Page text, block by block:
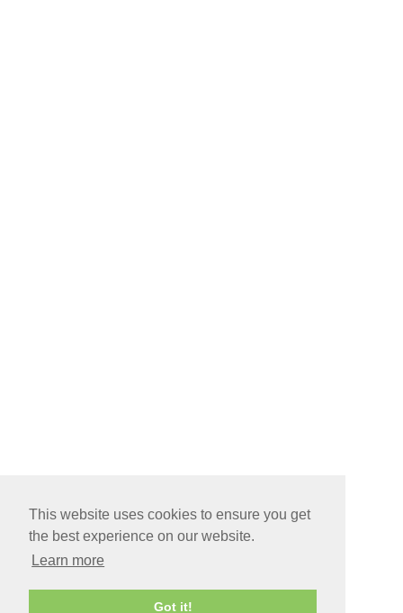
This website uses cookies to ensure you get
the best experience on our website.
Learn more
Got it!